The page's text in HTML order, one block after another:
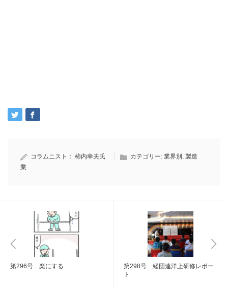
コラムニスト： 柿内幸夫氏 カテゴリー: 業界別 , 製造
業
第296号 楽にする
第298号 経団連洋上研修レポー
ト